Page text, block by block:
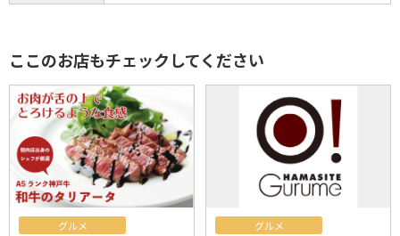
ここのお店もチェックしてください
グルメ グルメ